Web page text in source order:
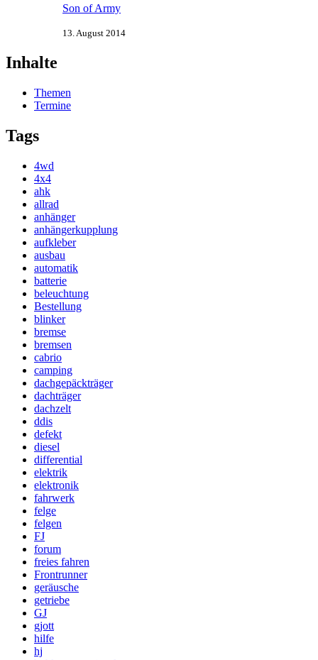
Son of Army
13. August 2014
Inhalte
Themen
Termine
Tags
4wd
4x4
ahk
allrad
anhänger
anhängerkupplung
aufkleber
ausbau
automatik
batterie
beleuchtung
Bestellung
blinker
bremse
bremsen
cabrio
camping
dachgepäckträger
dachträger
dachzelt
ddis
defekt
diesel
differential
elektrik
elektronik
fahrwerk
felge
felgen
FJ
forum
freies fahren
Frontrunner
geräusche
getriebe
GJ
gjott
hilfe
hj